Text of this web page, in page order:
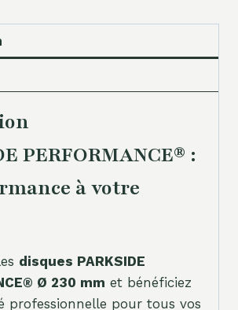
PERFORMANCE® :
à votre
disques PARKSIDE
Ø 230 mm et bénéficiez
professionnelle pour tous vos